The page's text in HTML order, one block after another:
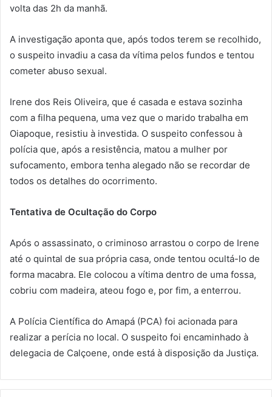
volta das 2h da manhã.
A investigação aponta que, após todos terem se recolhido,
o suspeito invadiu a casa da vítima pelos fundos e tentou
cometer abuso sexual.
Irene dos Reis Oliveira, que é casada e estava sozinha
com a filha pequena, uma vez que o marido trabalha em
Oiapoque, resistiu à investida. O suspeito confessou à
polícia que, após a resistência, matou a mulher por
sufocamento, embora tenha alegado não se recordar de
todos os detalhes do ocorrimento.
Tentativa de Ocultação do Corpo
Após o assassinato, o criminoso arrastou o corpo de Irene
até o quintal de sua própria casa, onde tentou ocultá-lo de
forma macabra. Ele colocou a vítima dentro de uma fossa,
cobriu com madeira, ateou fogo e, por fim, a enterrou.
A Polícia Científica do Amapá (PCA) foi acionada para
realizar a perícia no local. O suspeito foi encaminhado à
delegacia de Calçoene, onde está à disposição da Justiça.